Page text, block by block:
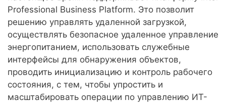
Professional Business Platform. Это позволит
решению управлять удаленной загрузкой,
осуществлять безопасное удаленное управление
энергопитанием, использовать служебные
интерфейсы для обнаружения объектов,
проводить инициализацию и контроль рабочего
состояния, с тем, чтобы упростить и
масштабировать операции по управлению ИТ-